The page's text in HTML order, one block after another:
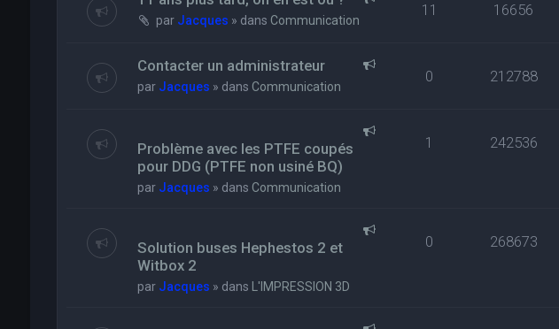
par Jacques » dans Communication
11 16656
Contacter un administrateur
par Jacques » dans Communication
0 212788
Problème avec les PTFE coupés
pour DDG (PTFE non usiné BQ)
par Jacques » dans Communication
1 242536
Solution buses Hephestos 2 et
Witbox 2
par Jacques » dans L'IMPRESSION 3D
0 268673